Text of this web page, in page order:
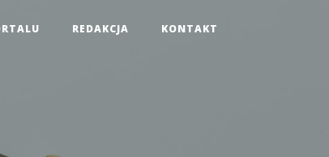
REDAKCJA KONTAKT